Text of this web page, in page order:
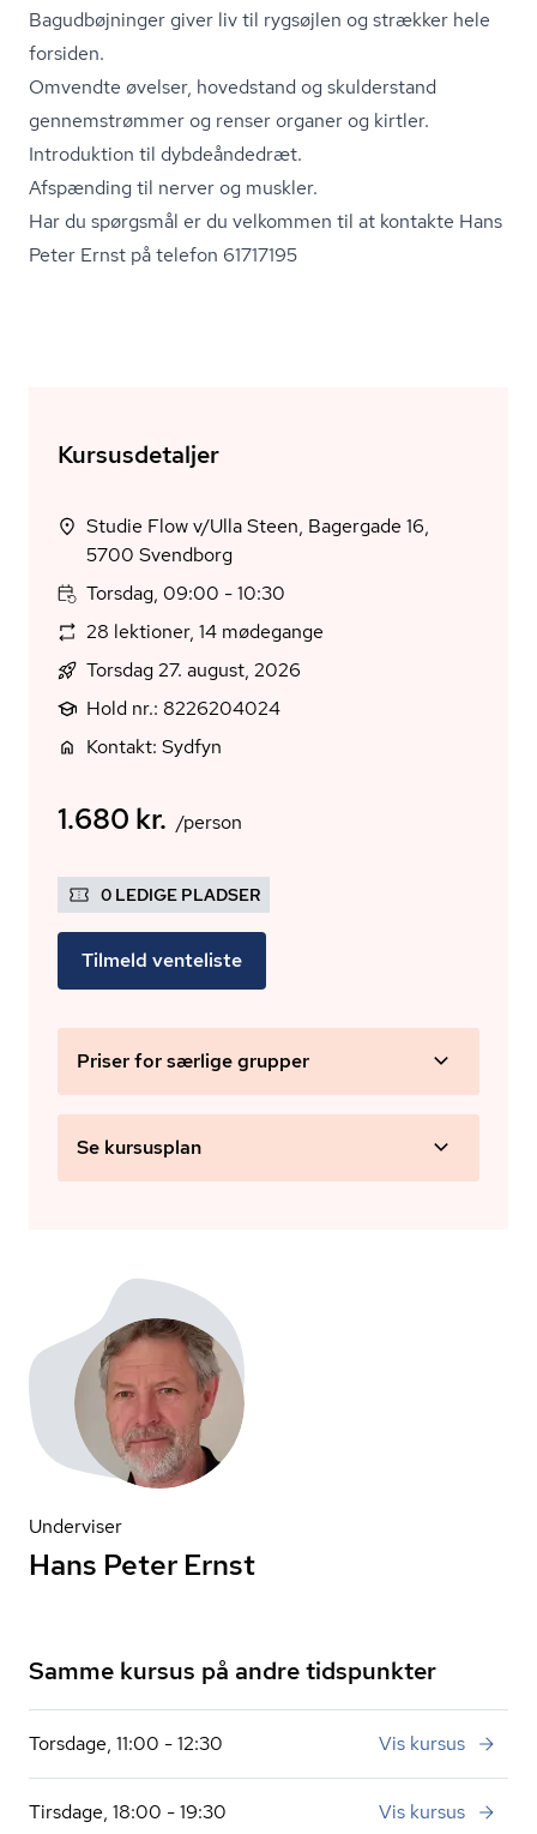
Bagudbøjninger giver liv til rygsøjlen og strækker hele
forsiden.
Omvendte øvelser, hovedstand og skulderstand
gennemstrømmer og renser organer og kirtler.
Introduktion til dybdeåndedræt.
Afspænding til nerver og muskler.
Har du spørgsmål er du velkommen til at kontakte Hans
Peter Ernst på telefon 61717195
Kursusdetaljer
Studie Flow v/Ulla Steen, Bagergade 16,
5700 Svendborg
Torsdag, 09:00 - 10:30
28 lektioner, 14 mødegange
Torsdag 27. august, 2026
Hold nr.: 8226204024
Kontakt: Sydfyn
1.680 kr. /person
0 LEDIGE PLADSER
Tilmeld venteliste
Priser for særlige grupper
Se kursusplan
Underviser
Hans Peter Ernst
Samme kursus på andre tidspunkter
Torsdage, 11:00 - 12:30 Vis kursus
Tirsdage, 18:00 - 19:30 Vis kursus